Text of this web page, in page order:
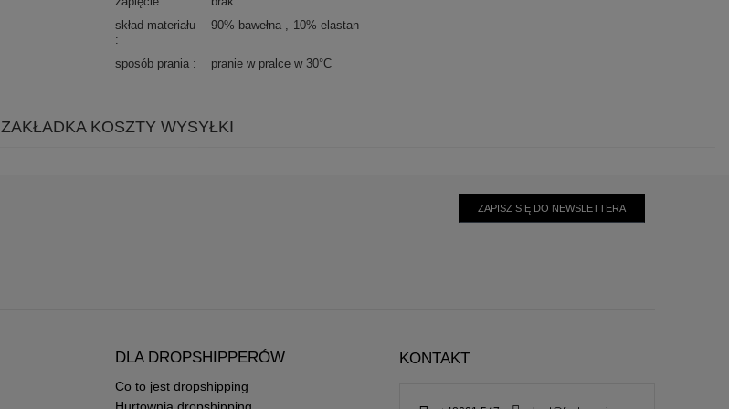
skład materiału
90% bawełna 10% elastan
sposób prania pranie w pralce w 30°C
ZAKŁADKA KOSZTY WYSYŁKI
ZAPISZ SIĘ DO NEWSLETTERA
DLA DROPSHIPPERÓW
Co to jest dropshipping
KONTAKT